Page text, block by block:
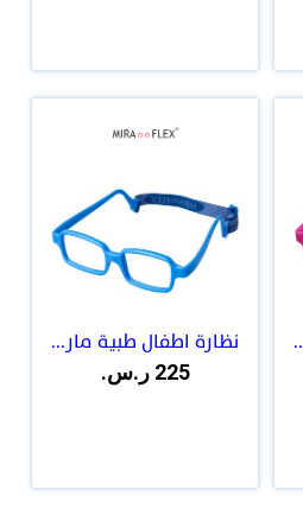
نظارة اطفال طبية مار...
225 ر.س.